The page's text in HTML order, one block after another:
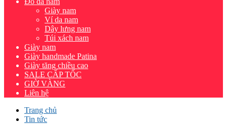
Giày nam
Ví da nam
Dây lưng nam
Túi xách nam
Giày nam
Giày handmade Patina
Giày tăng chiều cao
SALE CẤP TỐC
GIỜ VÀNG
Liên hệ
Trang chủ
Tin tức